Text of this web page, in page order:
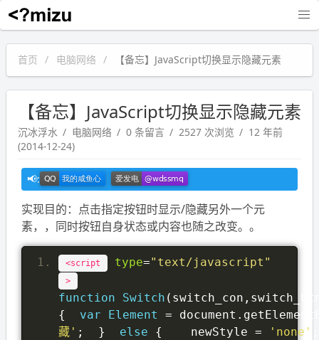
沉冰浮水
首页 电脑网络 【备忘】JavaScript切换显示隐藏元素
【备忘】JavaScript切换显示隐藏元素
沉冰浮水 电脑网络 0 条留言 2527 次浏览
12 年前
(2014-12-24)
实现目的：点击指定按钮时显示/隐藏另外一个元
素，，同时按钮自身状态或内容也随之改变。。
<script type="text/javascript"
>
function Switch ( switch_con ,
{
var Element = document .
藏' ; } else { newStyle = 'none'